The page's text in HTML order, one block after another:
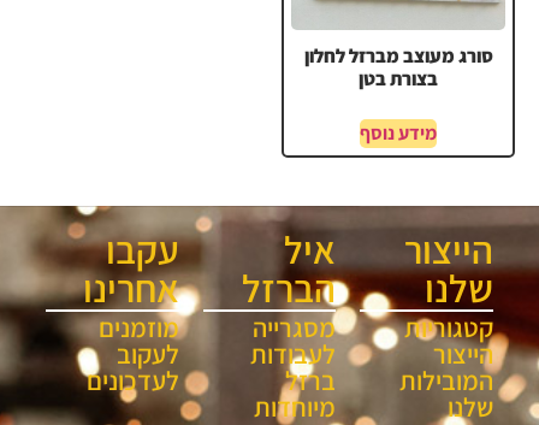
סורג מעוצב מברזל לחלון
בצורת בטן
מידע נוסף
הייצור
שלנו
קטגוריות
הייצור
המובילות
שלנו
איל
הברזל
מסגרייה
לעבודות
ברזל
מיוחדות
עקבו
אחרינו
מוזמנים
לעקוב
לעדכונים